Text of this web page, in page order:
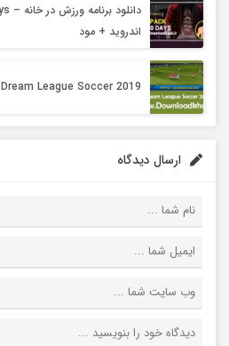
اندروید + مود
Dream League Soccer 2019 – اندروید+نسخه مود
ارسال دیدگاه